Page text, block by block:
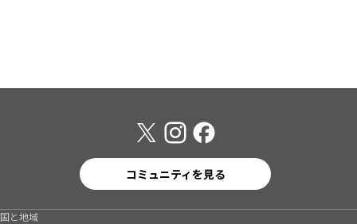
コミュニティを見る
国と地域